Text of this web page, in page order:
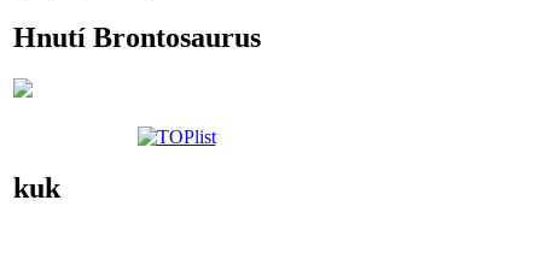
Hnutí Brontosaurus
kuk